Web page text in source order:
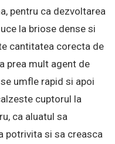
pentru ca dezvoltarea
la briose dense si
cantitatea corecta de
prea mult agent de
umfle rapid si apoi
cuptorul la
ca aluatul sa
potrivita si sa creasca